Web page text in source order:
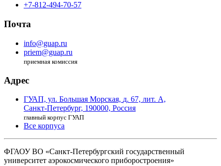
+7-812-494-70-57
Почта
info@guap.ru
priem@guap.ru
приемная комиссия
Адрес
ГУАП, ул. Большая Морская, д. 67, лит. А,
Санкт-Петербург, 190000, Россия
главный корпус ГУАП
Все корпуса
ФГАОУ ВО «Санкт-Петербургский государственный
университет аэрокосмического приборостроения»